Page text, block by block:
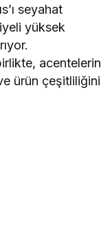
seyahat
yüksek
acentelerin
ürün çeşitliliğini